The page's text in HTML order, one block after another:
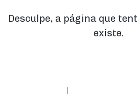
Desculpe, a página que
existe.